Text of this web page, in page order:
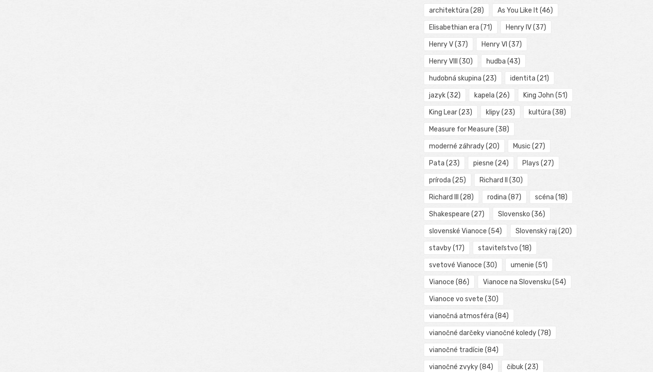
architektúra (28) As You Like It (46)
Elisabethian era (71) Henry IV(37)
Henry V(37) Henry VI (37)
Henry VIII (30) hudba (43)
hudobná skupina (23) identita (21)
jazyk(32) kapela (26) King John (51)
King Lear(23) klipy(23) kultúra (38)
Measure for Measure (38)
moderné záhrady(20) Music (27)
Pata (23) piesne (24) Plays (27)
príroda (25) Richard II (30)
Richard III (28) rodina (87) scéna (18)
Shakespeare (27) Slovensko (36)
slovenské Vianoce (54) Slovenský raj (20)
stavby(17) staviteľstvo (18)
svetové Vianoce (30) umenie (51)
Vianoce (86) Vianoce na Slovensku (54)
Vianoce vo svete (30)
vianočná atmosféra (84)
vianočné darčeky vianočné koledy(78)
vianočné tradície (84)
vianočné zvyky(84) čibuk(23)